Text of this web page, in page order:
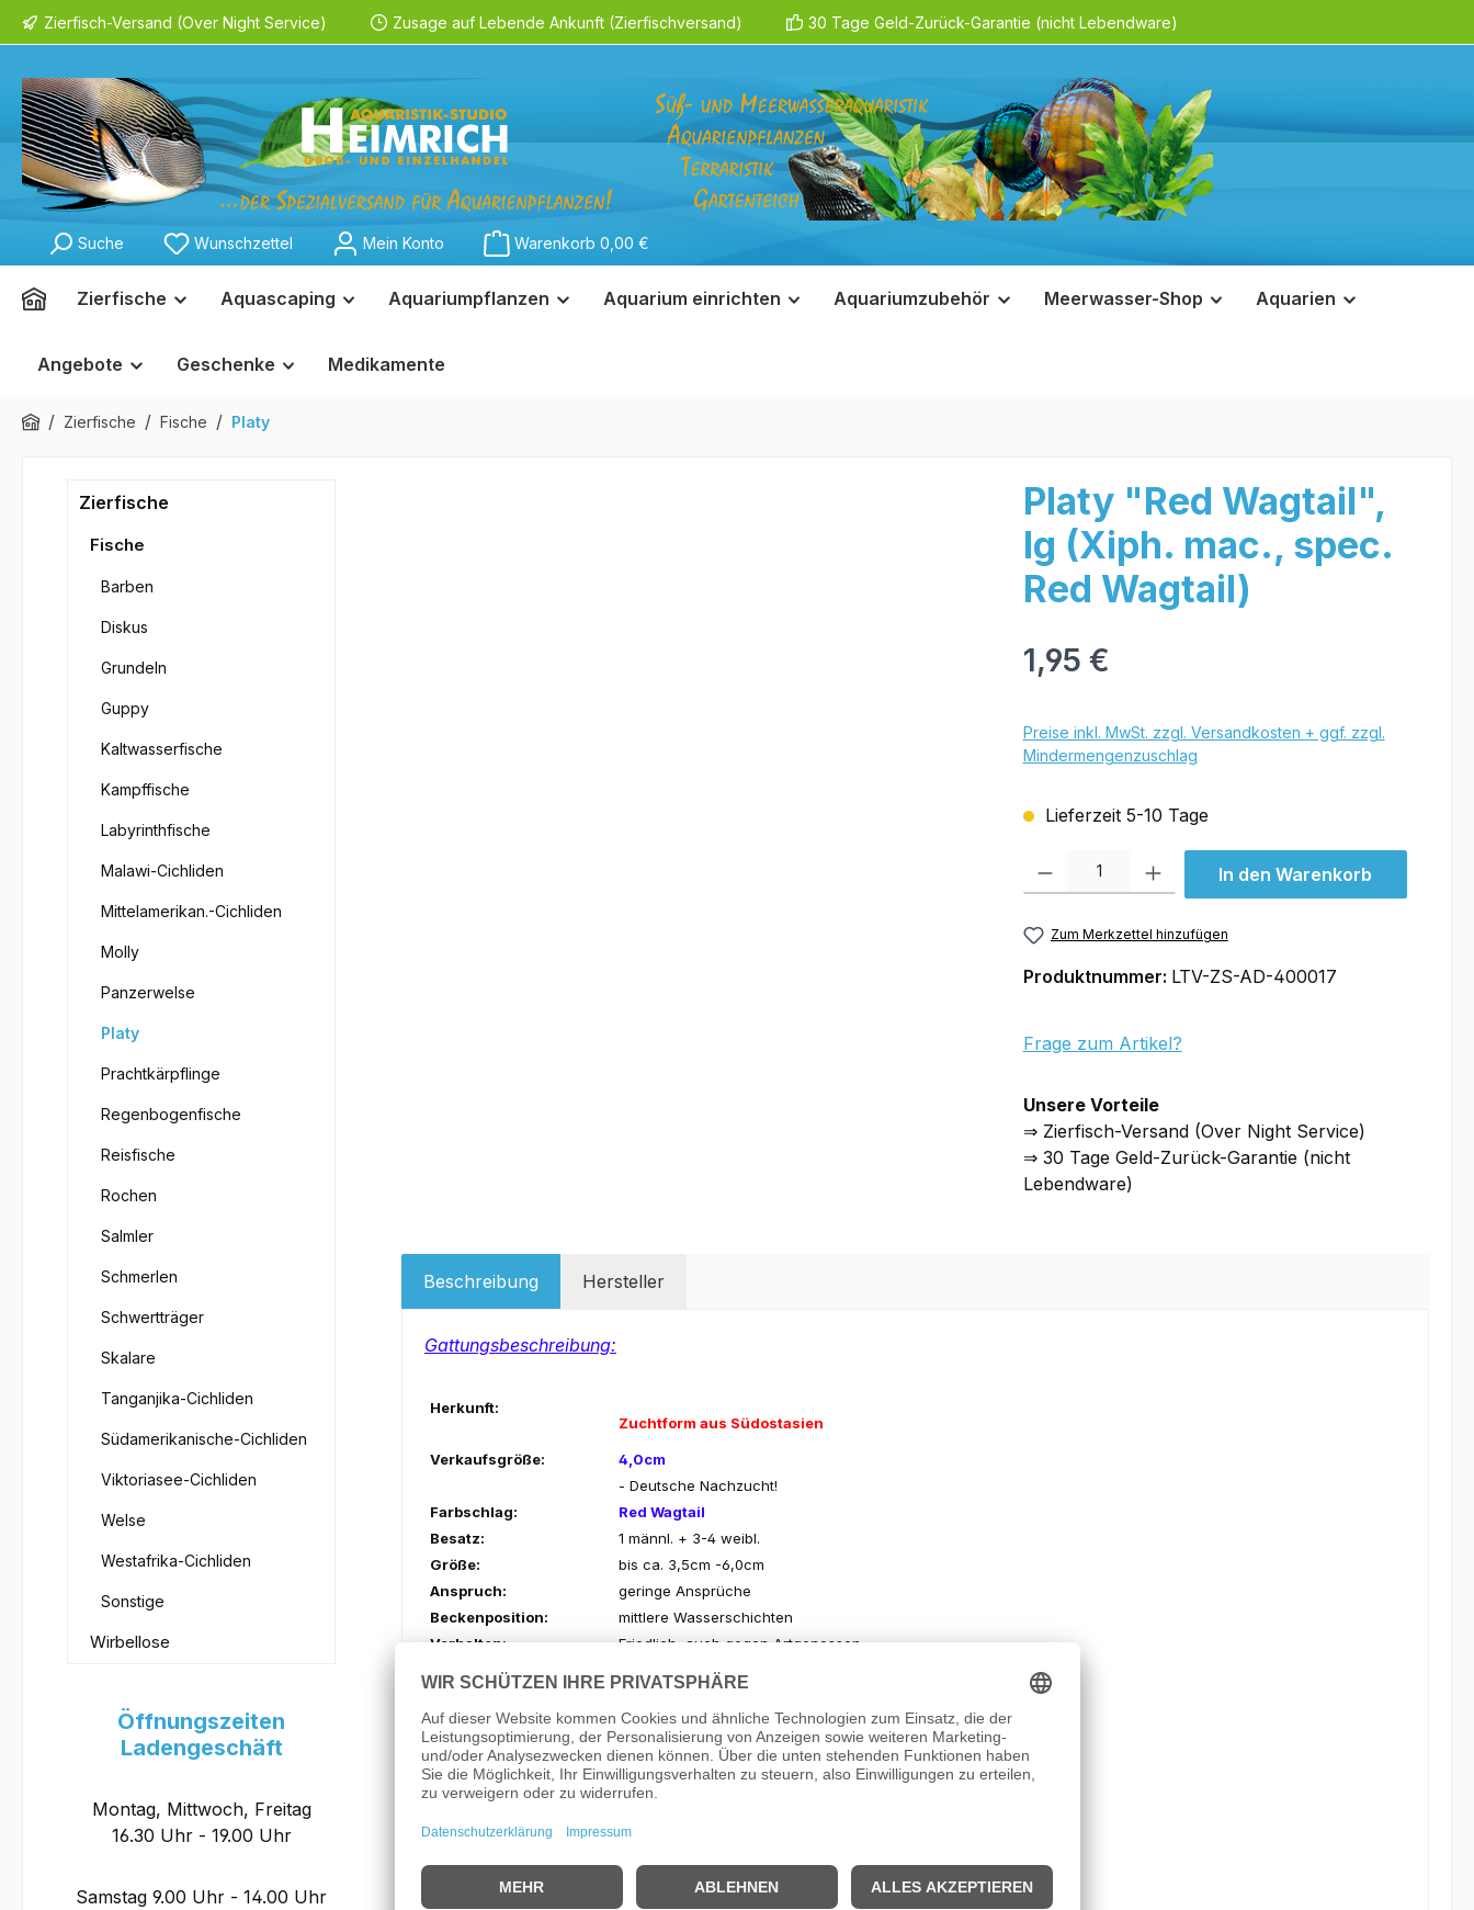
Zur Hauptnavigation springen
Zierfisch-Versand (Over Night Service) Zusage auf Lebende Ankunft (Zierfischversand) 30 Tage Geld-Zurück-Garantie (nicht Lebendware)
Suche Wunschzettel Mein Konto Warenkorb 0,00 €
Zierfische Aquascaping Aquariumpflanzen Aquarium einrichten Aquariumzubehör Meerwasser-Shop Aquarien
Angebote Geschenke Medikamente
/ Zierfische / Fische / Platy
Zierfische
Fische
Barben
Diskus
Grundeln
Guppy
Kaltwasserfische
Kampffische
Labyrinthfische
Malawi-Cichliden
Mittelamerikan.-Cichliden
Molly
Panzerwelse
Platy
Prachtkärpflinge
Regenbogenfische
Reisfische
Rochen
Salmler
Schmerlen
Schwertträger
Skalare
Tanganjika-Cichliden
Südamerikanische-Cichliden
Viktoriasee-Cichliden
Welse
Westafrika-Cichliden
Sonstige
Wirbellose
Öffnungszeiten
Ladengeschäft
Montag, Mittwoch, Freitag
16.30 Uhr - 19.00 Uhr
Samstag 9.00 Uhr - 14.00 Uhr
Platy "Red Wagtail",
lg (Xiph. mac., spec.
Red Wagtail)
1,95 €
Preise inkl. MwSt. zzgl. Versandkosten + ggf. zzgl.
Mindermengenzuschlag
Lieferzeit 5-10 Tage
In den Warenkorb
Zum Merkzettel hinzufügen
Produktnummer: LTV-ZS-AD-400017
Frage zum Artikel?
Unsere Vorteile
⇒ Zierfisch-Versand (Over Night Service)
⇒ 30 Tage Geld-Zurück-Garantie (nicht
Lebendware)
Beschreibung Hersteller
Gattungsbeschreibung:
Herkunft:
Zuchtform aus Südostasien
Verkaufsgröße:
4,0cm
- Deutsche Nachzucht!
Farbschlag:
Red Wagtail
Besatz:
1 männl. + 3-4 weibl.
Größe:
bis ca. 3,5cm -6,0cm
Anspruch:
geringe Ansprüche
Beckenposition:
mittlere Wasserschichten
Verhalten:
Friedlich, auch gegen Artgenossen.
Aquarientyp:
Für das Gesellschaftsbecken gut geeignet.
- Die vielen attrakt. Zuchtformen sind aber auch für erfahrene
Aquarianer sehr interessant!
Futter:
Flockenfutter, Lebendfutter
Wasserhärte:
10° - 25° dGH
PH: 7,0 - 8,2